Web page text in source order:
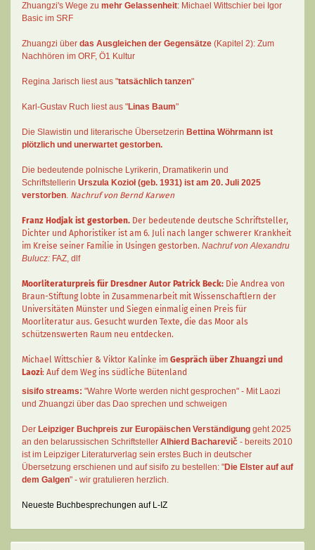
Zhuangzi's Wege zu mehr Gelassenheit: Michael Wittschier bei Igor
Basic im SRF
Zhuangzi über das Ausgleichen der Gegensätze (Kapitel 2): Zum
Nachhören im ORF, Ö1 Kultur
Regina Jarisch liest aus "tatsächlich tanzen"
Karl-Gustav Ruch liest aus "Linas Baum"
Die Slawistin und literarische Übersetzerin Bettina Wöhrmann ist
plötzlich und unerwartet gestorben.
Die bedeutende polnische Lyrikerin, Dramatikerin und
Schriftstellerin Urszula Kozioł (geb. 1931) ist am 20. Juli 2025
verstorben. Nachruf von Bernd Karwen
Franz Hodjak ist gestorben. Der bedeutende deutsche Schriftsteller,
Dichter und Aphoristiker ist am 6. Juli nach langer schwerer Krankheit
im Kreise seiner Familie in Usingen gestorben. Nachruf von Alexandru
Bulucz: FAZ, dlf
Moorliteraturpreis für Dresdner Autor Patrick Beck: Die Andrea von
Braun-Stiftung lobte in Zusammenarbeit mit Wissenschaftlern der
Universitäten Münster und Siegen einmalig einen Preis für
Moorliteratur aus. Gesucht wurden Texte, die das Moor als
schützenswerten Raum neu entdecken.
Michael Wittschier & Viktor Kalinke im Gespräch über Zhuangzi und
Laozi: Auf dem Weg ins südliche Bütenland
sisifo streams: "Wahre Worte werden nicht gesprochen" - Mit Laozi
und Zhuangzi über das Dao sprechen und schweigen
Der Leipziger Buchpreis zur Europäischen Verständigung geht 2025
an den belarussischen Schriftsteller Alhierd Bacharevič - bereits 2010
ist im Leipziger Literaturverlag sein erstes Buch in deutscher
Übersetzung erschienen und auf sisifo zu bestellen: "Die Elster auf auf
dem Galgen" - wir gratulieren herzlich.
Neueste Buchbesprechungen auf L-IZ